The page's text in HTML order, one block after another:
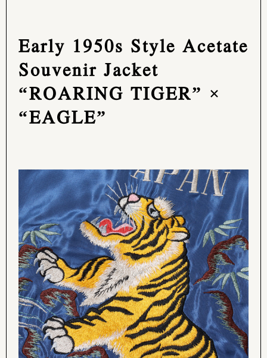
Early 1950s Style Acetate
Souvenir Jacket
“ROARING TIGER” ×
“EAGLE”